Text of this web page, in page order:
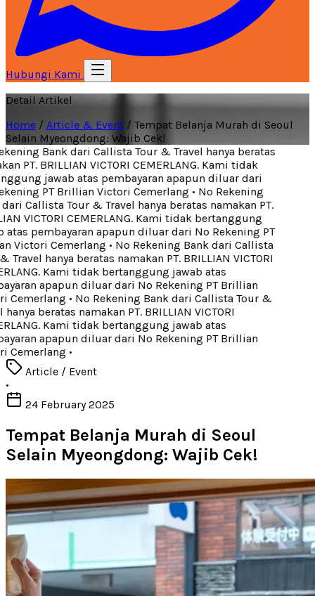
Hubungi Kami
Detail Artikel
Home / Article & Event / Tempat Belanja Murah di Seoul
Selain Myeongdong: Wajib Cek!
Bank dari Callista Tour & Travel hanya beratas
PT. BRILLIAN VICTORI CEMERLANG. Kami tidak
jawab atas pembayaran apapun diluar dari
PT Brillian Victori Cemerlang• No Rekening
Callista Tour & Travel hanya beratas namakan PT.
VICTORI CEMERLANG. Kami tidak bertanggung
pembayaran apapun diluar dari No Rekening PT
Victori Cemerlang• No Rekening Bank dari Callista
Travel hanya beratas namakan PT. BRILLIAN VICTORI
Kami tidak bertanggung jawab atas
apapun diluar dari No Rekening PT Brillian
Cemerlang• No Rekening Bank dari Callista Tour &
beratas namakan PT. BRILLIAN VICTORI
Kami tidak bertanggung jawab atas
apapun diluar dari No Rekening PT Brillian
Cemerlang•
Article / Event
•
24 February 2025
Tempat Belanja Murah di Seoul
Selain Myeongdong: Wajib Cek!